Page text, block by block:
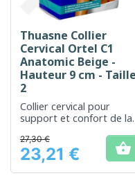
Thuasne Collier
Cervical Ortel C1
Anatomic Beige -
Hauteur 9 cm - Taille
2
Collier cervical pour
support et confort de la
Prix
27,30 €
23,21 € 